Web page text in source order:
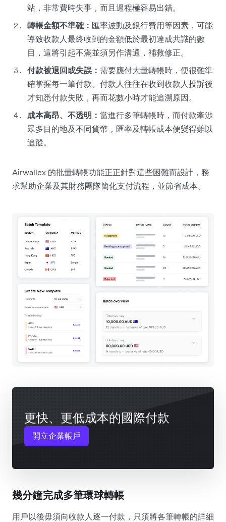
站，非常費時失事，而且過程極容易出錯。
轉帳金額不準確： 匯率波動及銀行費用等因素，可能
導致收款人最終收到的金額低於最初達成共識的數
目，這將引起不滿並須另作溝通，補救修正。
付款被退回或失誤： 需要應付大量轉帳時，便很難準
確掌握每一筆付款。付款人往往在收到收款人投訴後
才知悉付款失敗，再而花數小時才能追溯原因。
成本高昂、不透明： 當進行多筆轉帳時，而付款牽涉
眾多目的地及不同貨幣，匯率及轉帳成本便變得難以
追蹤。
Airwallex 的批量轉帳功能正正針對這些困難而設計，務
求幫助企業及其財務團隊簡化支付流程，並節省成本。
更快、更低成本的國際付款
開立企業帳戶
幾分鐘完成多筆環球轉帳
用戶以後毋須向收款人逐一付款，只須將各筆轉帳的詳細